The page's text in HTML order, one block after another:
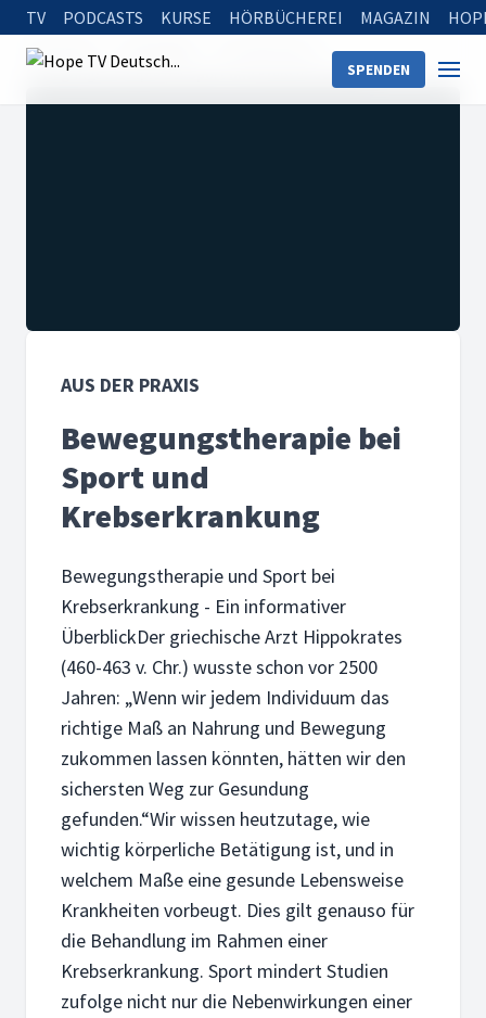
TV PODCASTS KURSE HÖRBÜCHEREI MAGAZIN
SPENDEN
Startseite
Bewegungstherapie bei Sport und Krebserkrankung
AUS DER PRAXIS
Bewegungstherapie bei
Sport und
Krebserkrankung
Bewegungstherapie und Sport bei
Krebserkrankung - Ein informativer
ÜberblickDer griechische Arzt Hippokrates
(460-463 v. Chr.) wusste schon vor 2500
Jahren: „Wenn wir jedem Individuum das
richtige Maß an Nahrung und Bewegung
zukommen lassen könnten, hätten wir den
sichersten Weg zur Gesundung
gefunden.“Wir wissen heutzutage, wie
wichtig körperliche Betätigung ist, und in
welchem Maße eine gesunde Lebensweise
Krankheiten vorbeugt. Dies gilt genauso für
die Behandlung im Rahmen einer
Krebserkrankung. Sport mindert Studien
zufolge nicht nur die Nebenwirkungen einer